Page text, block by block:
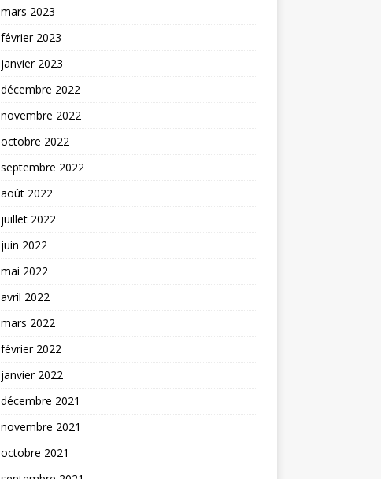
mars 2023
février 2023
janvier 2023
décembre 2022
novembre 2022
octobre 2022
septembre 2022
août 2022
juillet 2022
juin 2022
mai 2022
avril 2022
mars 2022
février 2022
janvier 2022
décembre 2021
novembre 2021
octobre 2021